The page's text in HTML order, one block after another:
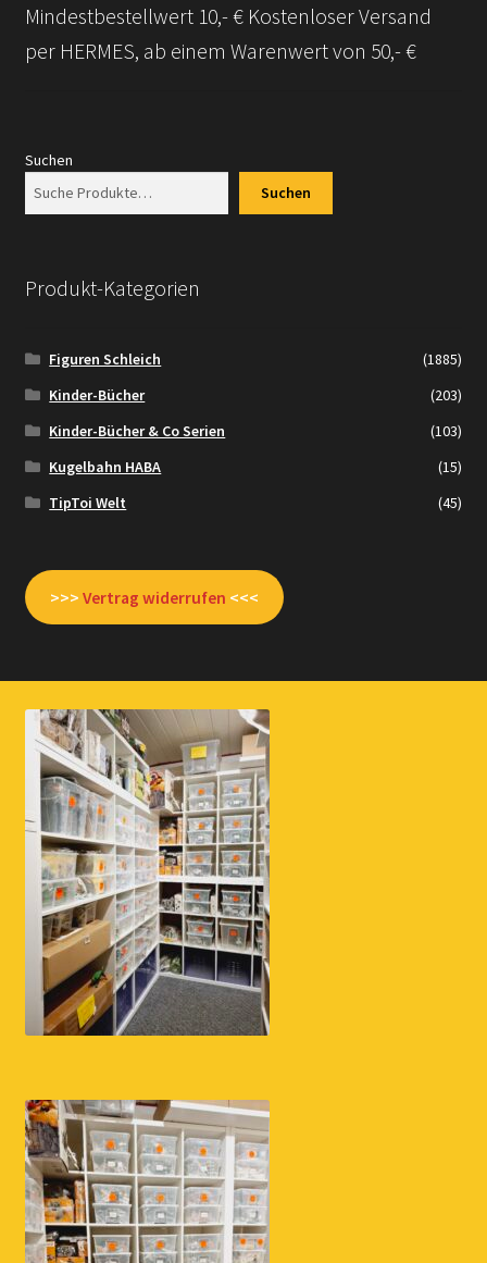
Versandarten
AGB
Widerrufsbelehrung
Versand + Wichtige Infos
Mindestbestellwert 10,- € Kostenloser Versand
per HERMES, ab einem Warenwert von 50,- €
Suchen
Suchen
Produkt-Kategorien
Figuren Schleich
(1885)
Kinder-Bücher
(203)
Kinder-Bücher & Co Serien
(103)
Kugelbahn HABA
(15)
TipToi Welt
(45)
>>> Vertrag widerrufen <<<